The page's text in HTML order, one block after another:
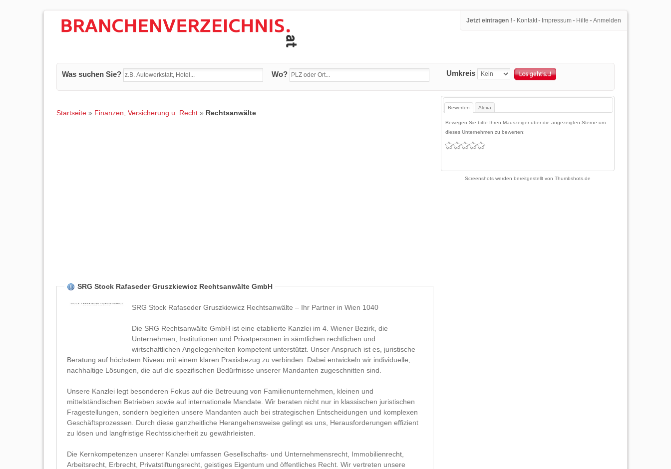
Jetzt eintragen ! - Kontakt- Impressum- Hilfe - Anmelden
Was suchen Sie? Wo? Umkreis
Startseite » Finanzen, Versicherung u. Recht » Rechtsanwälte
SRG Stock Rafaseder Gruszkiewicz Rechtsanwälte GmbH
SRG Stock Rafaseder Gruszkiewicz Rechtsanwälte – Ihr Partner in Wien 1040
Die SRG Rechtsanwälte GmbH ist eine etablierte Kanzlei im 4. Wiener Bezirk, die
Unternehmen, Institutionen und Privatpersonen in sämtlichen rechtlichen und
wirtschaftlichen Angelegenheiten kompetent unterstützt. Unser Anspruch ist es, juristische
Beratung auf höchstem Niveau mit einem klaren Praxisbezug zu verbinden. Dabei entwickeln wir individuelle,
nachhaltige Lösungen, die auf die spezifischen Bedürfnisse unserer Mandanten zugeschnitten sind.
Unsere Kanzlei legt besonderen Fokus auf die Betreuung von Familienunternehmen, kleinen und
mittelständischen Betrieben sowie auf internationale Mandate. Wir beraten nicht nur in klassischen juristischen
Fragestellungen, sondern begleiten unsere Mandanten auch bei strategischen Entscheidungen und komplexen
Geschäftsprozessen. Durch diese ganzheitliche Herangehensweise gelingt es uns, Herausforderungen effizient
zu lösen und langfristige Rechtssicherheit zu gewährleisten.
Die Kernkompetenzen unserer Kanzlei umfassen Gesellschafts- und Unternehmensrecht, Immobilienrecht,
Arbeitsrecht, Erbrecht, Privatstiftungsrecht, geistiges Eigentum und öffentliches Recht. Wir vertreten unsere
Bewerten Alexa
Bewegen Sie bitte Ihren Mauszeiger über die angezeigten Sterne um
dieses Unternehmen zu bewerten:
Screenshots werden bereitgestellt vonThumbshots.de